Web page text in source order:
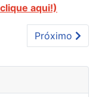
aqui!)
sistema de escrita
Próximo artigo:
Próximo